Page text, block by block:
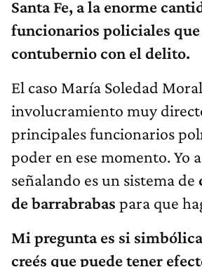
funcionarios policiales que
contubernio con el delito.
involucramiento muy
principales funcionarios
poder en ese momento. Yo
señalando es un sistema de
de barrabrabaspara que
Mi pregunta es si
creés que puede tener